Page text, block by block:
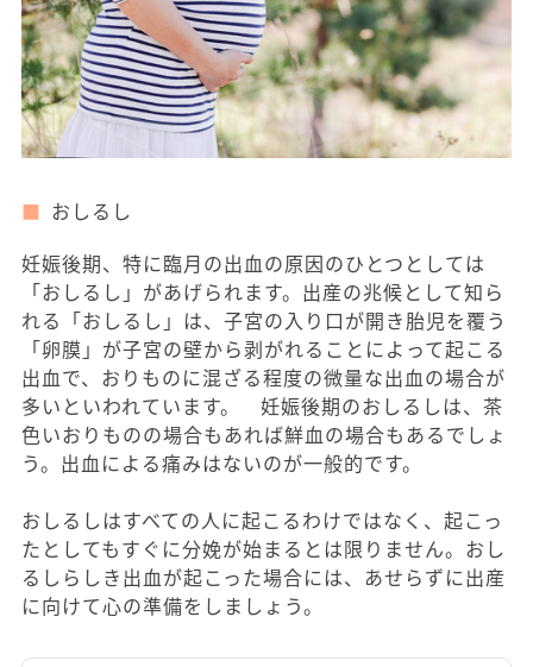
おしるし
妊娠後期、特に臨月の出血の原因のひとつとしては
「おしるし」があげられます。出産の兆候として知ら
れる「おしるし」は、子宮の入り口が開き胎児を覆う
「卵膜」が子宮の壁から剥がれることによって起こる
出血で、おりものに混ざる程度の微量な出血の場合が
多いといわれています。 妊娠後期のおしるしは、茶
色いおりものの場合もあれば鮮血の場合もあるでしょ
う。出血による痛みはないのが一般的です。
おしるしはすべての人に起こるわけではなく、起こっ
たとしてもすぐに分娩が始まるとは限りません。おし
るしらしき出血が起こった場合には、あせらずに出産
に向けて心の準備をしましょう。